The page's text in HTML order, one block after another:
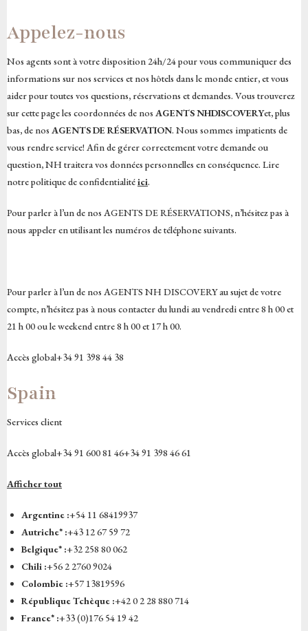
Appelez-nous
Nos agents sont à votre disposition 24h/24 pour vous communiquer des
informations sur nos services et nos hôtels dans le monde entier, et vous
aider pour toutes vos questions, réservations et demandes. Vous trouverez
sur cette page les coordonnées de nos AGENTS NHDISCOVERYet, plus
bas, de nos AGENTS DE RÉSERVATION. Nous sommes impatients de
vous rendre service! Afin de gérer correctement votre demande ou
question, NH traitera vos données personnelles en conséquence. Lire
notre politique de confidentialitéici.
Pour parler à l’un de nos AGENTS DE RÉSERVATIONS, n’hésitez pas à
nous appeler en utilisant les numéros de téléphone suivants.
Pour parler à l’un de nos AGENTS NH DISCOVERY au sujet de votre
compte, n’hésitez pas à nous contacter du lundi au vendredi entre 8 h 00 et
21 h 00 ou le weekend entre 8 h 00 et 17 h 00.
Accès global+34 91 398 44 38
Spain
Services client
Accès global+34 91 600 81 46+34 91 398 46 61
Afficher tout
Argentine :+54 11 68419937
Autriche* :+43 12 67 59 72
Belgique* :+32 258 80 062
Chili :+56 2 2760 9024
Colombie :+57 13819596
République Tchèque :+42 0 2 28 880 714
France* :+33 (0)176 54 19 42